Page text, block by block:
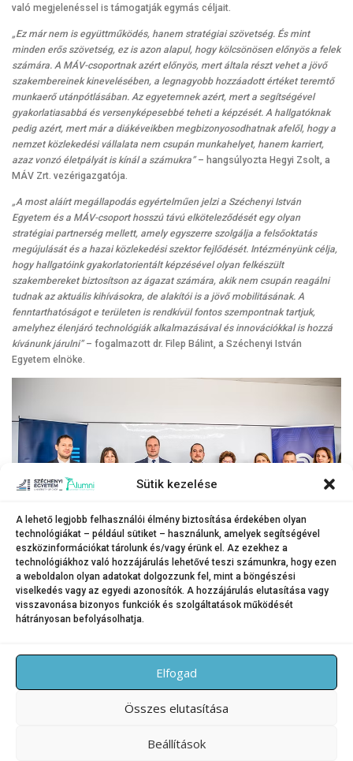
Sütik kezelése
A lehető legjobb felhasználói élmény biztosítása érdekében olyan
technológiákat – például sütiket – használunk, amelyek segítségével
eszközinformációkat tárolunk és/vagy érünk el. Az ezekhez a
technológiákhoz való hozzájárulás lehetővé teszi számunkra, hogy ezen
a weboldalon olyan adatokat dolgozzunk fel, mint a böngészési
viselkedés vagy az egyedi azonosítók. A hozzájárulás elutasítása vagy
visszavonása bizonyos funkciók és szolgáltatások működését
hátrányosan befolyásolhatja.
Elfogad
Összes elutasítása
Beállítások
való megjelenéssel is támogatják egymás céljait.
„Ez már nem is együttműködés, hanem stratégiai szövetség. És mint
minden erős szövetség, ez is azon alapul, hogy kölcsönösen előnyös a felek
számára. A MÁV-csoportnak azért előnyös, mert általa részt vehet a jövő
szakembereinek kinevelésében, a legnagyobb hozzáadott értéket teremtő
munkaerő utánpótlásában. Az egyetemnek azért, mert a segítségével
gyakorlatiasabbá és versenyképesebbé teheti a képzését. A hallgatóknak
pedig azért, mert már a diákéveikben megbizonyosodhatnak afelől, hogy a
nemzet közlekedési vállalata nem csupán munkahelyet, hanem karriert,
azaz vonzó életpályát is kínál a számukra”– hangsúlyozta Hegyi Zsolt, a
MÁV Zrt. vezérigazgatója.
„A most aláírt megállapodás egyértelműen jelzi a Széchenyi István
Egyetem és a MÁV-csoport hosszú távú elköteleződését egy olyan
stratégiai partnerség mellett, amely egyszerre szolgálja a felsőoktatás
megújulását és a hazai közlekedési szektor fejlődését. Intézményünk célja,
hogy hallgatóink gyakorlatorientált képzésével olyan felkészült
szakembereket biztosítson az ágazat számára, akik nem csupán reagálni
tudnak az aktuális kihívásokra, de alakítói is a jövő mobilitásának. A
fenntarthatóságot e területen is rendkívül fontos szempontnak tartjuk,
amelyhez élenjáró technológiák alkalmazásával és innovációkkal is hozzá
kívánunk járulni”– fogalmazott dr. Filep Bálint, a Széchenyi István
Egyetem elnöke.
A MÁV és a Széchenyi István Egyetem képviselői az aláírást követően.
(Fotó: MÁV Zrt.)
KATEGÓRIA:HÍREK